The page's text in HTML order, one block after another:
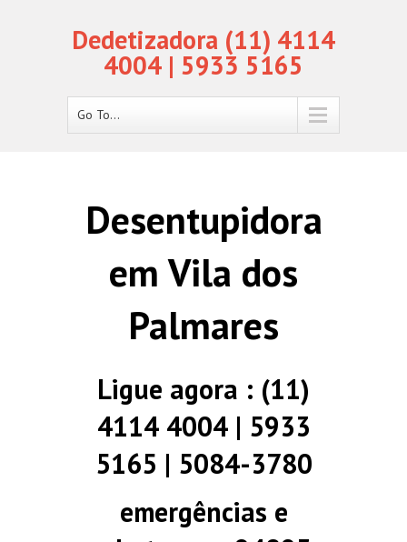
Dedetizadora (11) 4114
4004 | 5933 5165
Go To...
Desentupidora
em Vila dos
Palmares
Ligue agora : (11)
4114 4004 | 5933
5165 | 5084-3780
emergências e